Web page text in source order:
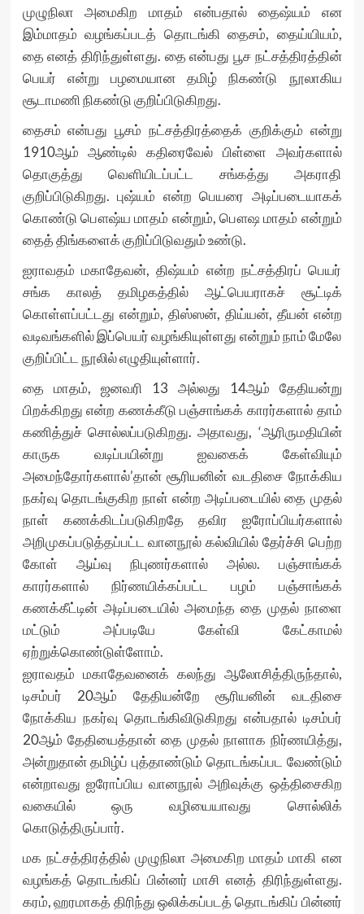
முழுநிலா அமைகிற மாதம் என்பதால் தைஷ்யம் என
இம்மாதம் வழங்கப்படத் தொடங்கி தைசம், தைய்யியம்,
தை எனத் திரிந்துள்ளது. தை என்பது பூச நட்சத்திரத்தின்
பெயர் என்று பழமையான தமிழ் நிகண்டு நூலாகிய
சூடாமணி நிகண்டு குறிப்பிடுகிறது.
தைசம் என்பது பூசம் நட்சத்திரத்தைக் குறிக்கும் என்று
1910ஆம் ஆண்டில் கதிரைவேல் பிள்ளை அவர்களால்
தொகுத்து வெளியிடப்பட்ட சங்கத்து அகராதி
குறிப்பிடுகிறது. புஷ்யம் என்ற பெயரை அடிப்படையாகக்
கொண்டு பௌஷ்ய மாதம் என்றும், பௌஷ மாதம் என்றும்
தைத் திங்களைக் குறிப்பிடுவதும் உண்டு.
ஐராவதம் மகாதேவன், திஷ்யம் என்ற நட்சத்திரப் பெயர்
சங்க காலத் தமிழகத்தில் ஆட்பெயராகச் சூட்டிக்
கொள்ளப்பட்டது என்றும், திஸ்ஸன், திய்யன், தீயன் என்ற
வடிவங்களில் இப்பெயர் வழங்கியுள்ளது என்றும் நாம் மேலே
குறிப்பிட்ட நூலில் எழுதியுள்ளார்.
தை மாதம், ஜனவரி 13 அல்லது 14ஆம் தேதியன்று
பிறக்கிறது என்ற கணக்கீடு பஞ்சாங்கக் காரர்களால் தாம்
கணித்துச் சொல்லப்படுகிறது. அதாவது, ‘ஆரிருமதியின்
காருக வடிப்பயின்று ஐவகைக் கேள்வியும்
அமைந்தோர்களால்’தான் சூரியனின் வடதிசை நோக்கிய
நகர்வு தொடங்குகிற நாள் என்ற அடிப்படையில் தை முதல்
நாள் கணக்கிடப்படுகிறதே தவிர ஐரோப்பியர்களால்
அறிமுகப்படுத்தப்பட்ட வானநூல் கல்வியில் தேர்ச்சி பெற்ற
கோள் ஆய்வு நிபுணர்களால் அல்ல. பஞ்சாங்கக்
காரர்களால் நிர்ணயிக்கப்பட்ட பழம் பஞ்சாங்கக்
கணக்கீட்டின் அடிப்படையில் அமைந்த தை முதல் நாளை
மட்டும் அப்படியே கேள்வி கேட்காமல்
ஏற்றுக்கொண்டுள்ளோம்.
ஐராவதம் மகாதேவனைக் கலந்து ஆலோசித்திருந்தால்,
டிசம்பர் 20ஆம் தேதியன்றே சூரியனின் வடதிசை
நோக்கிய நகர்வு தொடங்கிவிடுகிறது என்பதால் டிசம்பர்
20ஆம் தேதியைத்தான் தை முதல் நாளாக நிர்ணயித்து,
அன்றுதான் தமிழ்ப் புத்தாண்டும் தொடங்கப்பட வேண்டும்
என்றாவது ஐரோப்பிய வானநூல் அறிவுக்கு ஒத்திசைகிற
வகையில் ஒரு வழியையாவது சொல்லிக்
கொடுத்திருப்பார்.
மக நட்சத்திரத்தில் முழுநிலா அமைகிற மாதம் மாகி என
வழங்கத் தொடங்கிப் பின்னர் மாசி எனத் திரிந்துள்ளது.
கரம், ஹரமாகத் திரிந்து ஒலிக்கப்படத் தொடங்கிப் பின்னர்